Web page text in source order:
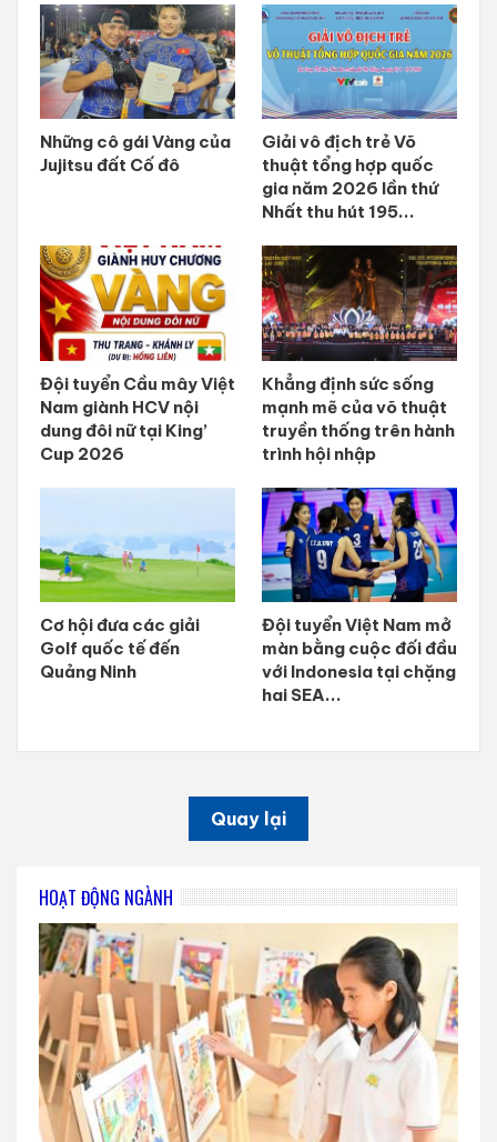
Những cô gái Vàng của
Jujitsu đất Cố đô
Giải vô địch trẻ Võ
thuật tổng hợp quốc
gia năm 2026 lần thứ
Nhất thu hút 195...
Đội tuyển Cầu mây Việt
Nam giành HCV nội
dung đôi nữ tại King’
Cup 2026
Khẳng định sức sống
mạnh mẽ của võ thuật
truyền thống trên hành
trình hội nhập
Cơ hội đưa các giải
Golf quốc tế đến
Quảng Ninh
Đội tuyển Việt Nam mở
màn bằng cuộc đối đầu
với Indonesia tại chặng
hai SEA...
Quay lại
HOẠT ĐỘNG NGÀNH